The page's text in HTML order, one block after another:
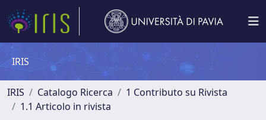
IRIS
IRIS Catalogo Ricerca
1 Contributo su Rivista
1.1 Articolo in rivista